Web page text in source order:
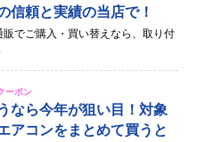
信頼と実績の当店で！
販でご購入・買い替えなら、取り付
ーポン
なら今年が狙い目！対象
アコンをまとめて買うと